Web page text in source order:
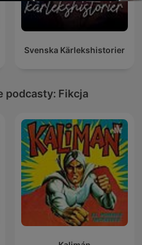
Svenska Kärlekshistorier
podcasty: Fikcja